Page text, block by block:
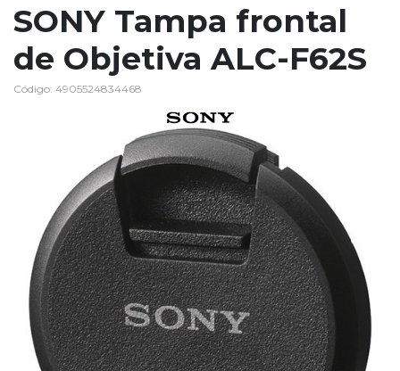
SONY Tampa frontal
de Objetiva ALC-F62S
Código: 4905524834468